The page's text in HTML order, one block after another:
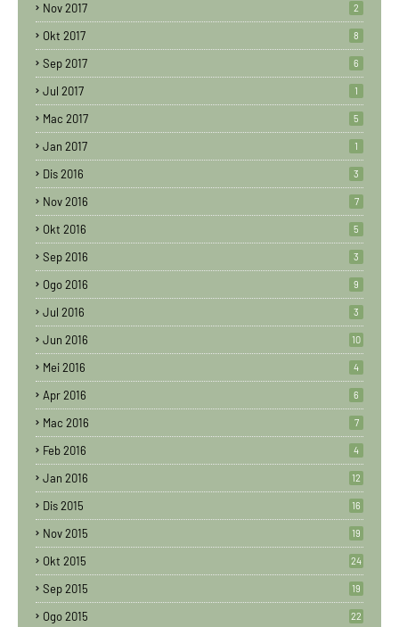
Nov 2017 2
Okt 2017 8
Sep 2017 6
Jul 2017 1
Mac 2017 5
Jan 2017 1
Dis 2016 3
Nov 2016 7
Okt 2016 5
Sep 2016 3
Ogo 2016 9
Jul 2016 3
Jun 2016 10
Mei 2016 4
Apr 2016 6
Mac 2016 7
Feb 2016 4
Jan 2016 12
Dis 2015 16
Nov 2015 19
Okt 2015 24
Sep 2015 19
Ogo 2015 22